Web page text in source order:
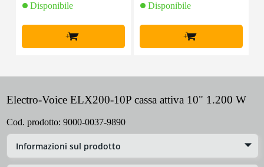
Disponibile
+
Disponibile
+
Electro-Voice ELX200-10P cassa attiva 10" 1.200 W
Cod. prodotto: 9000-0037-9890
Informazioni sul prodotto